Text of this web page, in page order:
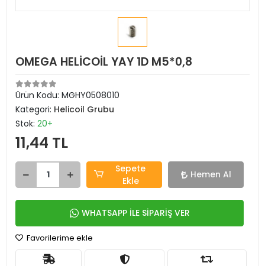
OMEGA HELİCOİL YAY 1D M5*0,8
Ürün Kodu: MGHY0508010
Kategori: Helicoil Grubu
Stok: 20+
11,44 TL
Sepete
Ekle
Hemen Al
WHATSAPP İLE SİPARİŞ VER
Favorilerime ekle